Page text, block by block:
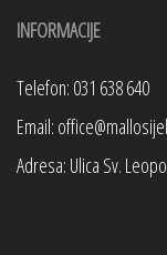
INFORMACIJE
Telefon: 031 638 640
Email:
Adresa: Ulica Sv.